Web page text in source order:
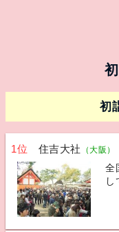
初
1位 住吉大社 （大阪）
全
し